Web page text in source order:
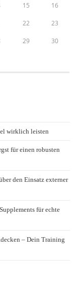
15 16
22 23
29 30
wirklich leisten
für einen robusten
den Einsatz externer
für echte
– Dein Training